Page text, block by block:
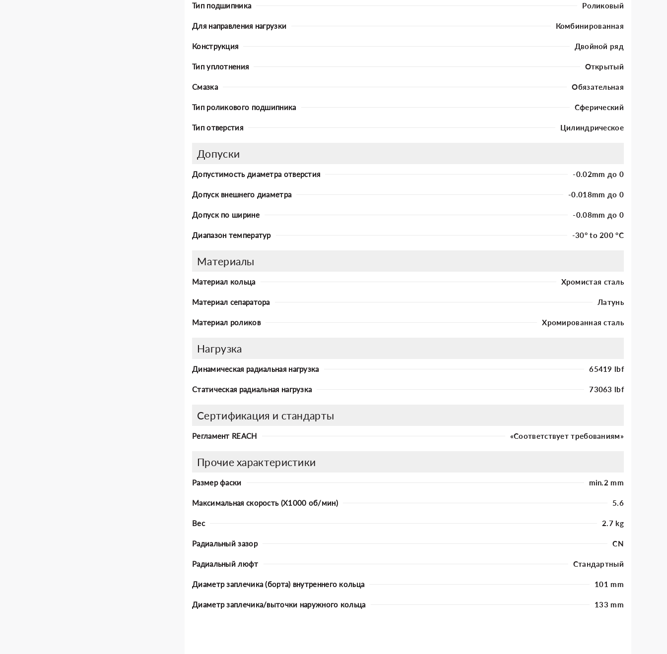
Тип подшипника Роликовый
Для направления нагрузки Комбинированная
Конструкция Двойной ряд
Тип уплотнения Открытый
Смазка Обязательная
Тип роликового подшипника Сферический
Тип отверстия Цилиндрическое
Допуски
Допустимость диаметра отверстия -0.02mm до 0
Допуск внешнего диаметра -0.018mm до 0
Допуск по ширине -0.08mm до 0
Диапазон температур -30° to 200 °C
Материалы
Материал кольца Хромистая сталь
Материал сепаратора Латунь
Материал роликов Хромированная сталь
Нагрузка
Динамическая радиальная нагрузка 65419 lbf
Статическая радиальная нагрузка 73063 lbf
Сертификация и стандарты
Регламент REACH «Соответствует требованиям»
Прочие характеристики
Размер фаски min.2 mm
Максимальная скорость (X1000 об/мин) 5.6
Вес 2.7 kg
Радиальный зазор CN
Радиальный люфт Стандартный
Диаметр заплечика (борта) внутреннего кольца 101 mm
Диаметр заплечика/выточки наружного кольца 133 mm